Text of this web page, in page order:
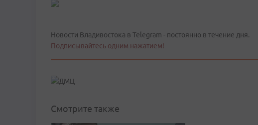
Новости Владивостока в Telegram - постоянно в течение дня.
Подписывайтесь одним нажатием!
Смотрите также